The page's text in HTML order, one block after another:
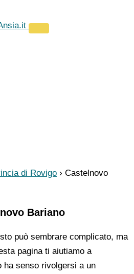
di Rovigo › Castelnovo
Bariano
può sembrare complicato, ma
pagina ti aiutiamo a
ha senso rivolgersi a un